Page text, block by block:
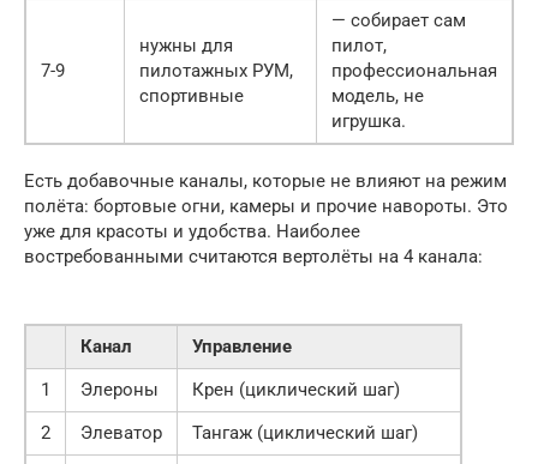
7-9
нужны для
пилотажных РУМ,
спортивные
— собирает сам
пилот,
профессиональная
модель, не
игрушка.
Есть добавочные каналы, которые не влияют на режим
полёта: бортовые огни, камеры и прочие навороты. Это
уже для красоты и удобства. Наиболее
востребованными считаются вертолёты на 4 канала:
Канал
Управление
1
Элероны
Крен (циклический шаг)
2
Элеватор
Тангаж (циклический шаг)